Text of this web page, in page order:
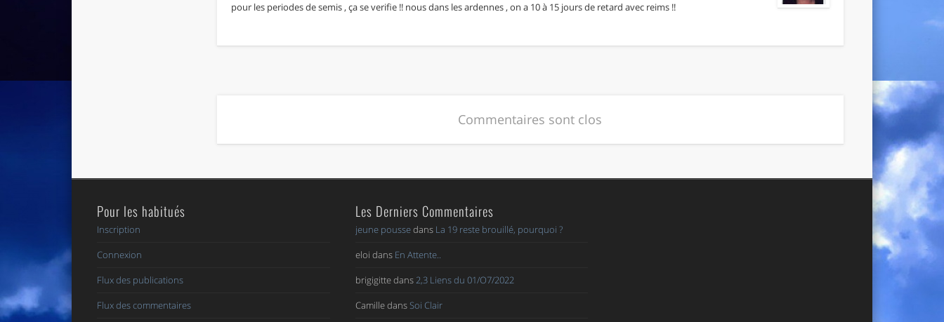
pour les periodes de semis , ça se verifie !! nous dans les ardennes , on a 10 à 15 jours de retard avec reims !!
Commentaires sont clos
Pour les habitués
Inscription
Connexion
Flux des publications
Flux des commentaires
Les Derniers Commentaires
jeune poussedans La 19 reste brouillé, pourquoi ?
eloi dans En Attente..
brigigittedans2,3 Liens du 01/O7/2022
CamilledansSoi Clair